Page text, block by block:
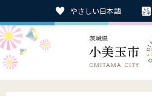
やさしい日本語